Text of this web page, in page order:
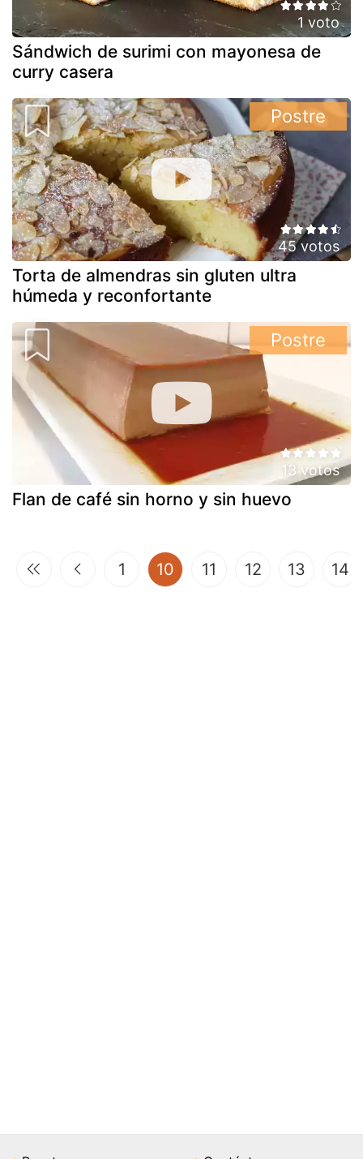
1 voto
Sándwich de surimi con mayonesa de
curry casera
45 votos
Torta de almendras sin gluten ultra
húmeda y reconfortante
Postre
13 votos
Flan de café sin horno y sin huevo
Postre
1 10 (current)
11 12 13 14